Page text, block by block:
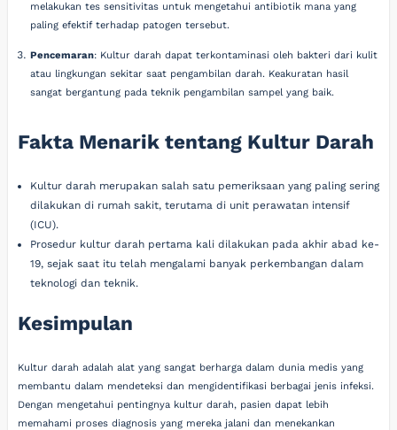
melakukan tes sensitivitas untuk mengetahui antibiotik mana yang
paling efektif terhadap patogen tersebut.
Pencemaran: Kultur darah dapat terkontaminasi oleh bakteri dari kulit
atau lingkungan sekitar saat pengambilan darah. Keakuratan hasil
sangat bergantung pada teknik pengambilan sampel yang baik.
Fakta Menarik tentang Kultur Darah
Kultur darah merupakan salah satu pemeriksaan yang paling sering
dilakukan di rumah sakit, terutama di unit perawatan intensif
(ICU).
Prosedur kultur darah pertama kali dilakukan pada akhir abad ke-
19, sejak saat itu telah mengalami banyak perkembangan dalam
teknologi dan teknik.
Kesimpulan
Kultur darah adalah alat yang sangat berharga dalam dunia medis yang
membantu dalam mendeteksi dan mengidentifikasi berbagai jenis infeksi.
Dengan mengetahui pentingnya kultur darah, pasien dapat lebih
memahami proses diagnosis yang mereka jalani dan menekankan